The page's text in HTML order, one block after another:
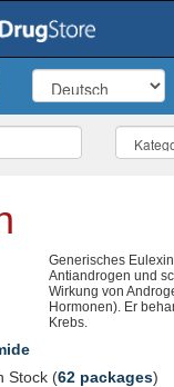
Generisches
Antiandrogen und
Wirkung von
Hormonen). Er
Krebs.
Stock (62 packages)